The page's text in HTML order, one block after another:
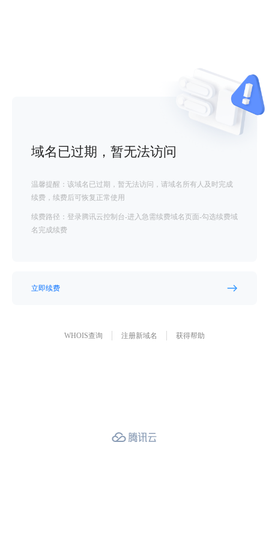
域名已过期，暂无法访问
温馨提醒：该域名已过期，暂无法访问，请域名所有人及时完成
续费，续费后可恢复正常使用
续费路径：登录腾讯云控制台-进入急需续费域名页面-勾选续费域
名完成续费
立即续费
WHOIS查询 注册新域名 获得帮助